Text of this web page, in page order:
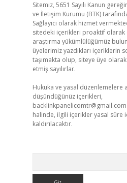
Sitemiz, 5651 Sayılı Kanun
ve İletişim Kurumu (BTK)
Sağlayıcı olarak hizmet
sitedeki içerikleri proaktif olarak
araştırma yükümlülüğümüz
üyelerimiz yazdıkları içeriklerin
taşımakta olup, siteye üye
etmiş sayılırlar.
Hukuka ve yasal düzenlemelere
düşündüğünüz içerikleri,
backlinkpanelicomtr@gmail.com
halinde, ilgili içerikler yasal süre
kaldırılacaktır.